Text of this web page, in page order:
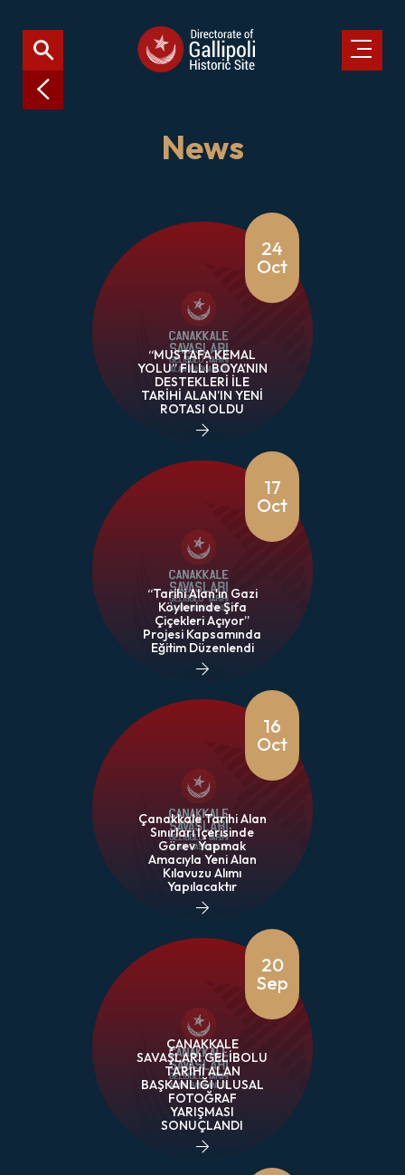
News
24
Oct
“MUSTAFA KEMAL
YOLU” FİLLİ BOYA’NIN
DESTEKLERİ İLE
TARİHİ ALAN’IN YENİ
ROTASI OLDU
17
Oct
“Tarihi Alan'ın Gazi
Köylerinde Şifa
Çiçekleri Açıyor”
Projesi Kapsamında
Eğitim Düzenlendi
16
Oct
Çanakkale Tarihi Alan
Sınırları İçerisinde
Görev Yapmak
Amacıyla Yeni Alan
Kılavuzu Alımı
Yapılacaktır
20
Sep
ÇANAKKALE
SAVAŞLARI GELİBOLU
TARİHİ ALAN
BAŞKANLIĞI ULUSAL
FOTOĞRAF
YARIŞMASI
SONUÇLANDI